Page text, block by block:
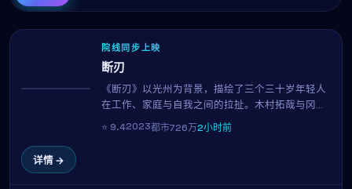
院线同步上映
断刃
《断刃》以光州为背景，描绘了三个三十岁年轻人
在工作、家庭与自我之间的拉扯。木村拓哉与冈田
准一的对手戏自然有张力，导演李沧东延续其一贯
的细腻笔触，在114分钟的时长内呈现一幅真实而温
⭐ 9.42023都市726万2小时前
详情 →